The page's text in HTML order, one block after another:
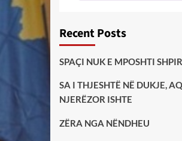
Recent Posts
SPAÇI NUK E MPOSHTI
SA I THJESHTË NË DUKJE,
NJERËZOR ISHTE
ZËRA NGA NËNDHEU